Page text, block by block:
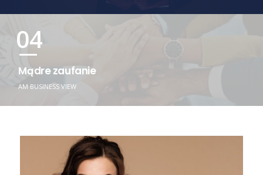
04
Mądre zaufanie
AM BUSINESS VIEW